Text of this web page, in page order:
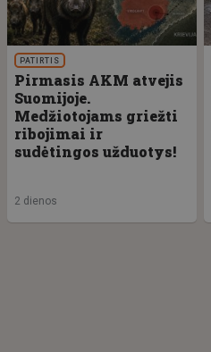
PATIRTIS
Pirmasis AKM atvejis
Suomijoje.
Medžiotojams griežti
ribojimai ir
sudėtingos užduotys!
2 dienos